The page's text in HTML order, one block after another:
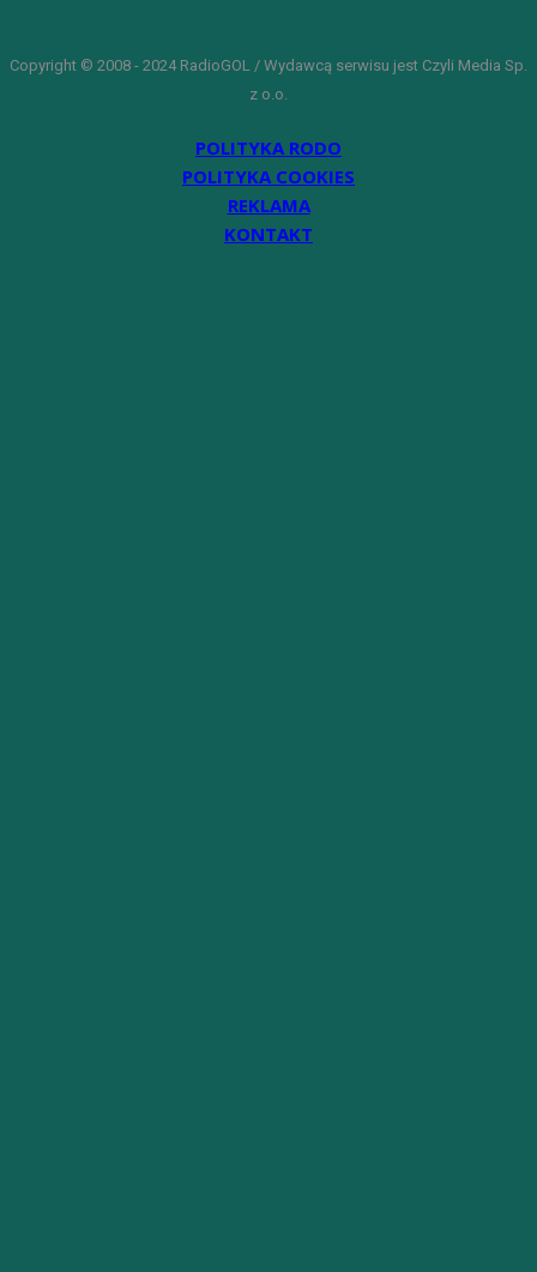
Copyright © 2008 - 2024 RadioGOL / Wydawcą serwisu jest Czyli Media Sp.
z o.o.
POLITYKA RODO
POLITYKA COOKIES
REKLAMA
KONTAKT